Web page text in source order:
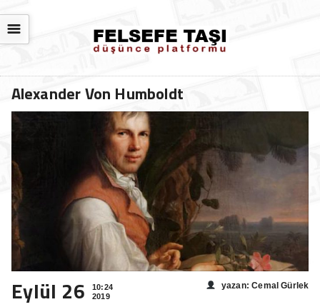
☰
Alexander Von Humboldt
Eylül 26
10:24
2019
yazan: Cemal Gürlek